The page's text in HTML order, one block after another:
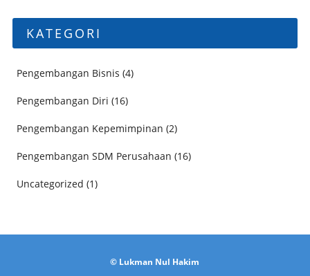
KATEGORI
Pengembangan Bisnis (4)
Pengembangan Diri (16)
Pengembangan Kepemimpinan (2)
Pengembangan SDM Perusahaan (16)
Uncategorized (1)
© Lukman Nul Hakim